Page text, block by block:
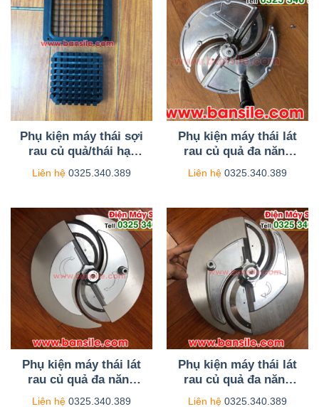
Phụ kiện máy thái sợi
rau củ quả/thái hạt
lựu bằng tay AS02
Liên hệ 0325.340.389
Phụ kiện máy thái lát
rau củ quả đa năng
quay bằng tay AL04
Liên hệ 0325.340.389
Phụ kiện máy thái lát
rau củ quả đa năng
chạy điện AL09
Liên hệ 0325.340.389
Phụ kiện máy thái lát
rau củ quả đa năng
chạy điện AL10
Liên hệ 0325.340.389